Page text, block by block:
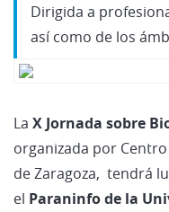
Dirigida a
así como de los
La X Jornada sobre
organizada por
de Zaragoza, tendrá
el Paraninfo de la